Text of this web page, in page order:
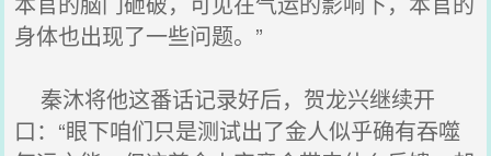
身体也出现了一些问题。”
秦沐将他这番话记录好后，贺龙兴继续开
口：“眼下咱们只是测试出了金人似乎确有吞噬